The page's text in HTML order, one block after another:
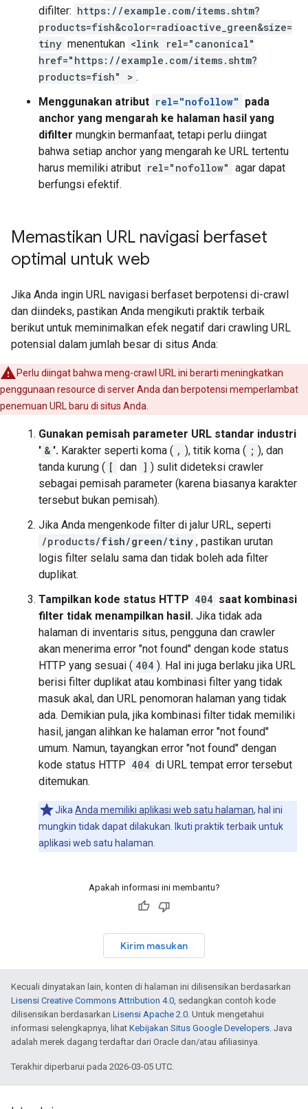
difilter: https://example.com/items.shtm?
products=fish&color=radioactive_green&size=
tiny menentukan <link rel="canonical"
href="https://example.com/items.shtm?
products=fish" > .
Menggunakan atribut rel="nofollow" pada
anchor yang mengarah ke halaman hasil yang
difilter mungkin bermanfaat, tetapi perlu diingat
bahwa setiap anchor yang mengarah ke URL tertentu
harus memiliki atribut rel="nofollow" agar dapat
berfungsi efektif.
Memastikan URL navigasi berfaset
optimal untuk web
Jika Anda ingin URL navigasi berfaset berpotensi di-crawl
dan diindeks, pastikan Anda mengikuti praktik terbaik
berikut untuk meminimalkan efek negatif dari crawling URL
potensial dalam jumlah besar di situs Anda:
Perlu diingat bahwa meng-crawl URL ini berarti meningkatkan
penggunaan resource di server Anda dan berpotensi memperlambat
penemuan URL baru di situs Anda.
Gunakan pemisah parameter URL standar industri
' & '. Karakter seperti koma ( , ), titik koma ( ; ), dan
tanda kurung ( [ dan ] ) sulit dideteksi crawler
sebagai pemisah parameter (karena biasanya karakter
tersebut bukan pemisah).
Jika Anda mengenkode filter di jalur URL, seperti
/products/fish/green/tiny , pastikan urutan
logis filter selalu sama dan tidak boleh ada filter
duplikat.
Tampilkan kode status HTTP 404 saat kombinasi
filter tidak menampilkan hasil. Jika tidak ada
halaman di inventaris situs, pengguna dan crawler
akan menerima error "not found" dengan kode status
HTTP yang sesuai ( 404 ). Hal ini juga berlaku jika URL
berisi filter duplikat atau kombinasi filter yang tidak
masuk akal, dan URL penomoran halaman yang tidak
ada. Demikian pula, jika kombinasi filter tidak memiliki
hasil, jangan alihkan ke halaman error "not found"
umum. Namun, tayangkan error "not found" dengan
kode status HTTP 404 di URL tempat error tersebut
ditemukan.
Jika Anda memiliki aplikasi web satu halaman, hal ini
mungkin tidak dapat dilakukan. Ikuti praktik terbaik untuk
aplikasi web satu halaman.
Apakah informasi ini membantu?
Kirim masukan
Kecuali dinyatakan lain, konten di halaman ini dilisensikan berdasarkan
Lisensi Creative Commons Attribution 4.0, sedangkan contoh kode
dilisensikan berdasarkan Lisensi Apache 2.0. Untuk mengetahui
informasi selengkapnya, lihat Kebijakan Situs Google Developers. Java
adalah merek dagang terdaftar dari Oracle dan/atau afiliasinya.
Terakhir diperbarui pada 2026-03-05 UTC.